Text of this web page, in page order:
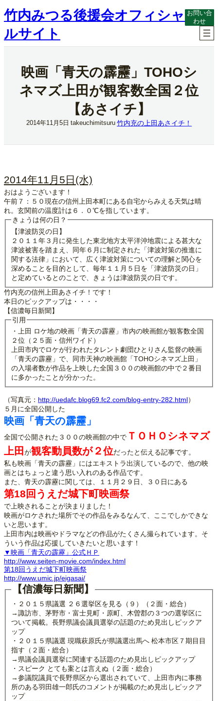
内
容
ス
キ
竹内みつる後援会オフィシャ
ルサイト
お問い合
わせ
映画「青天の霹靂」TOHOシ
ネマズ上田が観客数全国２位
【あさイチ】
2014年11月5日 takeuchimitsuru 竹内充の上田あさイチ！
2014年11月5日(水)
おはようございます！
午前７：５０現在の信州上田本町にある自宅からみえる天気は晴
れ。玄関前の温度計は６．０℃を指しています。
きょうは何の日？
【津波防災の日】
２０１１年３月に発生した東北地方太平洋沖地震による甚大な
津波被害を踏まえ、同年６月に制定された「津波対策の推進に
関する法律」において、広く津波対策についての理解と関心を
深めることを目的として、毎年１１月５日を「津波防災の日」
と定めているとのことで、きょうは津波防災の日です。
竹内充の信州上田あさイチ！です！
本日のピックアップは・・・・
【信濃毎日新聞】
引用
・上田 ロケ地の映画「青天の霹靂」市内の映画館が観客数全国
２位（２５面・信州ワイド）
上田市内でロケが行われたタレント劇団ひとりさん監督の映画
「青天の霹靂」で、同市天神の映画館「TOHOシネマズ上田」
の入場者数が作品を上映した全国３００の映画館の中で２番目
に多かったことが分かった。
（写真元： http://uedafc.blog69.fc2.com/blog-entry-282.html）
５月に全国公開した
映画「青天の霹靂」
全国で公開された３００の映画館の中で ＴＯＨＯシネマズ
上田 が観客動員数が２位だったと伝える記事です。
私も映画「青天の霹靂」にはエキストラ出演しているので、他の映
画とはちょっと違う思い入れのある作品です。
また、青天の霹靂に関しては、１１月２９日、３０日にある
第18回うえだ城下町映画祭
で上映されることが決まりました！
映画がロケされた場所でその作品をみるなんて、ここでしかできな
いと思います。
上田市内は映画やドラマなどの作品がたくさん撮られています。そ
ういう作品は応援していきたいと思います！
▼映画「青天の霹靂」公式ＨＰ
http://www.seiten-movie.com/index.html
第18回うえだ城下町映画祭
http://www.umic.jp/eigasai/
【信濃毎日新聞】
・２０１５県議選 ２６選挙区を見る（９）（２面・総合）
→諏訪市、茅野市・富士見町・原町、木曽郡の３つの選挙区に
ついて掲載。長野県議会議員選挙の話題のため見出しピックア
ップ
・２０１５県議選 現職萩原氏が県議選出馬へ 松本市区７期目目
指す（２面・総合）
→県議会議員選挙に関連する話題のため見出しピックアップ
・スピーク とても案とは言えぬ（２面・総合）
→参議院議員で長野県区から選出されていて、上田市内に事務
所のある羽田雄一郎氏のコメントが掲載のため見出しピックア
ップ